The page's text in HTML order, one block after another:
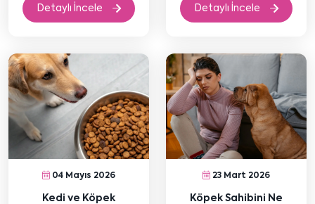
Detaylı İncele Detaylı İncele
04 Mayıs 2026
Kedi ve Köpek
23 Mart 2026
Köpek Sahibini Ne